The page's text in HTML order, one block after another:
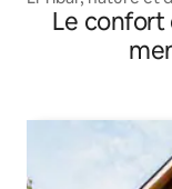
Le confort